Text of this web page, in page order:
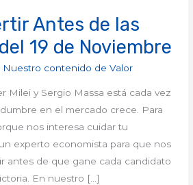
Antes de las
19 de Noviembre
Nuestro contenido de Valor
Milei y Sergio Massa está cada vez
en el mercado crece. Para
nos interesa cuidar tu
experto economista para que nos
antes de que gane cada candidato
En nuestro […]